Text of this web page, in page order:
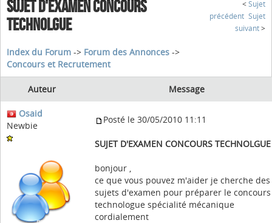
SUJET D'EXAMEN CONCOURS
TECHNOLGUE
< Sujet
précédent Sujet
suivant >
Index du Forum -> Forum des Annonces ->
Concours et Recrutement
Auteur Message
Osaid
Newbie
Posté le 30/05/2010 11:11
SUJET D'EXAMEN CONCOURS TECHNOLGUE
bonjour ,
ce que vous pouvez m'aider je cherche des
sujets d'examen pour préparer le concours
technologue spécialité mécanique
cordialement